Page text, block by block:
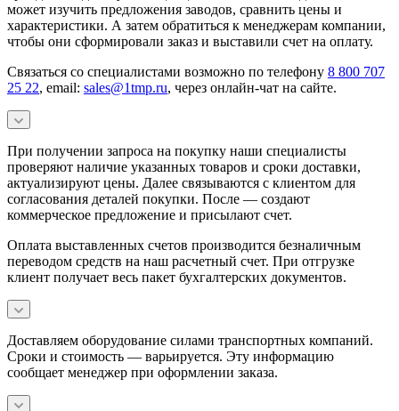
может изучить предложения заводов, сравнить цены и
характеристики. А затем обратиться к менеджерам компании,
чтобы они сформировали заказ и выставили счет на оплату.
Связаться со специалистами возможно по телефону 8 800 707
25 22, email: sales@1tmp.ru, через онлайн-чат на сайте.
При получении запроса на покупку наши специалисты
проверяют наличие указанных товаров и сроки доставки,
актуализируют цены. Далее связываются с клиентом для
согласования деталей покупки. После — создают
коммерческое предложение и присылают счет.
Оплата выставленных счетов производится безналичным
переводом средств на наш расчетный счет. При отгрузке
клиент получает весь пакет бухгалтерских документов.
Доставляем оборудование силами транспортных компаний.
Сроки и стоимость — варьируется. Эту информацию
сообщает менеджер при оформлении заказа.